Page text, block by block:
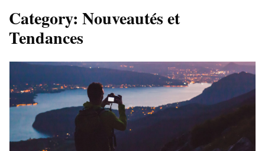
Category: Nouveautés et
Tendances